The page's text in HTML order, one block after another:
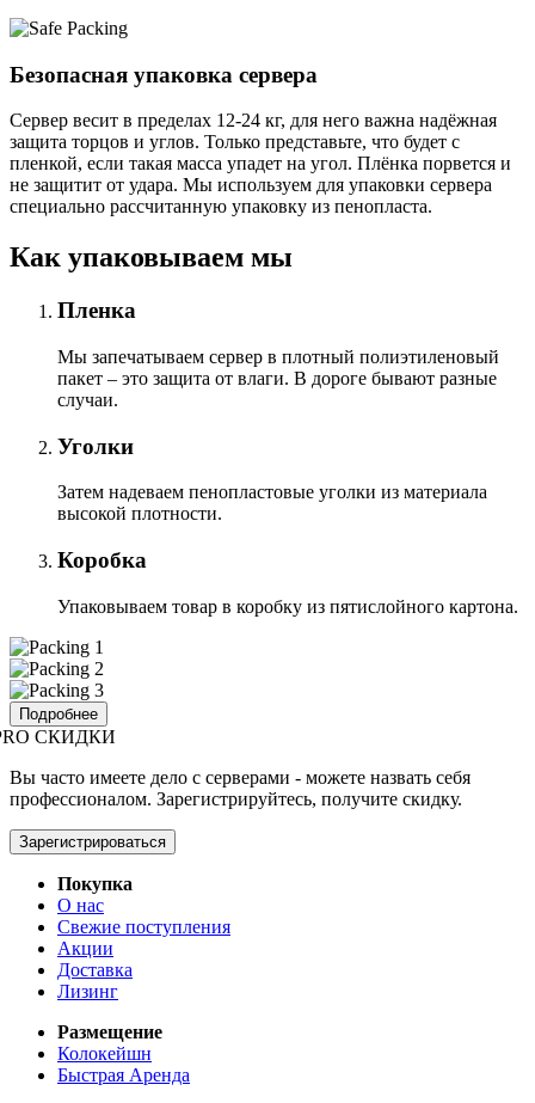
Безопасная упаковка сервера
Сервер весит в пределах 12-24 кг, для него важна надёжная
защита торцов и углов. Только представьте, что будет с
пленкой, если такая масса упадет на угол. Плёнка порвется и
не защитит от удара. Мы используем для упаковки сервера
специально расcчитанную упаковку из пенопласта.
Как упаковываем мы
Пленка
Мы запечатываем сервер в плотный полиэтиленовый
пакет – это защита от влаги. В дороге бывают разные
случаи.
Уголки
Затем надеваем пенопластовые уголки из материала
высокой плотности.
Коробка
Упаковываем товар в коробку из пятислойного картона.
Подробнее
СКИДКИ
Вы часто имеете дело с серверами - можете назвать себя
профессионалом. Зарегистрируйтесь, получите скидку.
Зарегистрироваться
Покупка
О нас
Свежие поступления
Акции
Доставка
Лизинг
Размещение
Колокейшн
Быстрая Аренда